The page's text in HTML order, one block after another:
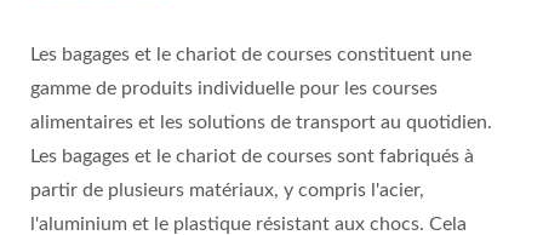
Les bagages et le chariot de courses constituent une
gamme de produits individuelle pour les courses
alimentaires et les solutions de transport au quotidien.
Les bagages et le chariot de courses sont fabriqués à
partir de plusieurs matériaux, y compris l'acier,
l'aluminium et le plastique résistant aux chocs. Cela